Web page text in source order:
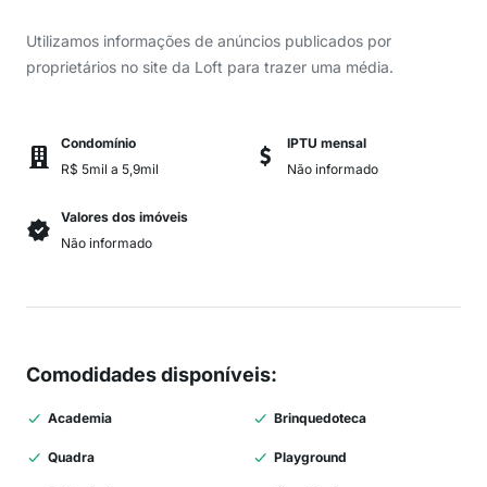
Utilizamos informações de anúncios publicados por
proprietários no site da Loft para trazer uma média.
Condomínio
R$ 5mil a 5,9mil
IPTU mensal
Não informado
Valores dos imóveis
Não informado
Comodidades disponíveis:
Academia Brinquedoteca
Quadra Playground